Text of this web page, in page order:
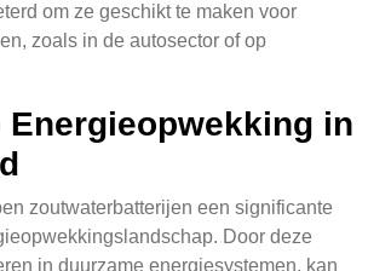
om ze geschikt te maken voor
zoals in de autosector of op
Energieopwekking in
zoutwaterbatterijen een significante
Door deze
in duurzame energiesystemen, kan